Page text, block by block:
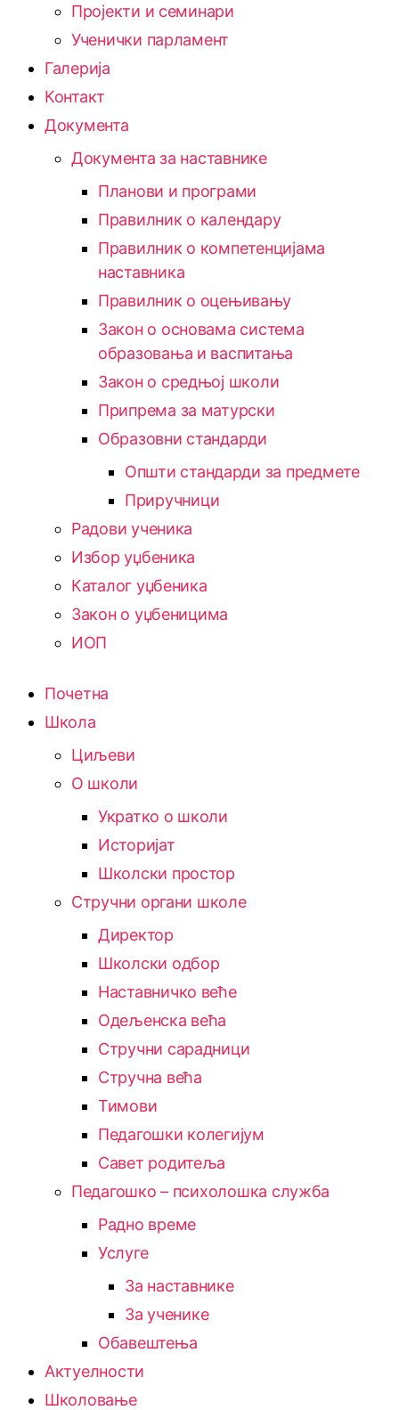
Пројекти и семинари
Ученички парламент
Галерија
Контакт
Документа
Документа за наставнике
Планови и програми
Правилник о календару
Правилник о компетенцијама
наставника
Правилник о оцењивању
Закон о основама система
образовања и васпитања
Закон о средњој школи
Припрема за матурски
Образовни стандарди
Општи стандарди за предмете
Приручници
Радови ученика
Избор уџбеника
Каталог уџбеника
Закон о уџбеницима
ИОП
Почетна
Школа
Циљеви
О школи
Укратко о школи
Историјат
Школски простор
Стручни органи школе
Директор
Школски одбор
Наставничко веће
Одељенска већа
Стручни сарадници
Стручна већа
Тимови
Педагошки колегијум
Савет родитеља
Педагошко – психолошка служба
Радно време
Услуге
За наставнике
За ученике
Обавештења
Актуелности
Школовање